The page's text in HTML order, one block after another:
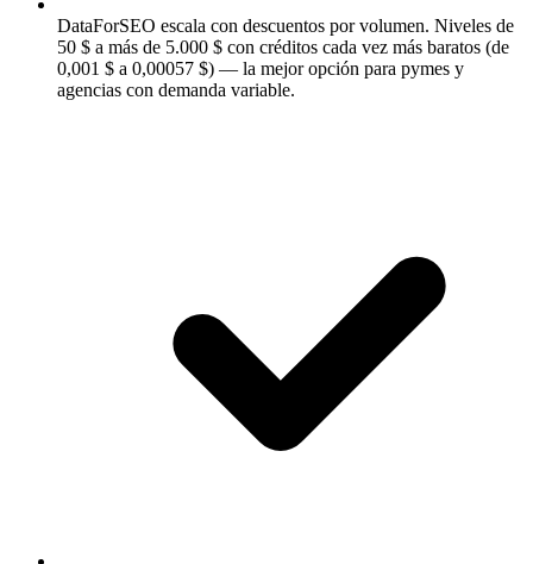
DataForSEO escala con descuentos por volumen. Niveles de
50 $ a más de 5.000 $ con créditos cada vez más baratos (de
0,001 $ a 0,00057 $) — la mejor opción para pymes y
agencias con demanda variable.